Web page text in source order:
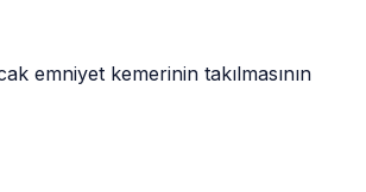
emniyet kemerinin takılmasının